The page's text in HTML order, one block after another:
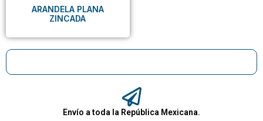
Envío a toda la República Mexicana.
ARANDELA PLANA
ZINCADA